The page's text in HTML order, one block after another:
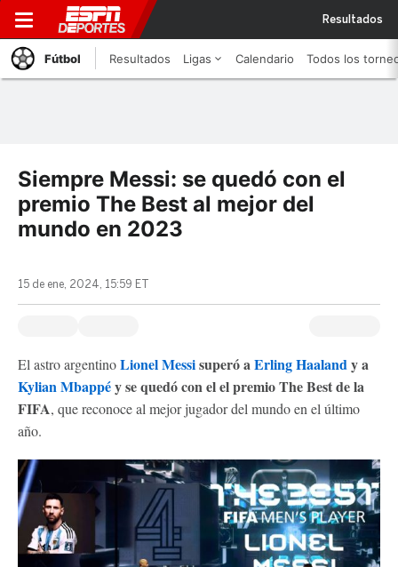
Resultados
Fútbol Resultados Ligas Calendario Todos los
Siempre Messi: se quedó con el
premio The Best al mejor del
mundo en 2023
15 de ene, 2024, 15:59 ET
El astro argentinoLionel Messisuperó aErling Haalandy a
Kylian Mbappéy se quedó con el el premio The Best de la
FIFA, que reconoce al mejor jugador del mundo en el último
año.